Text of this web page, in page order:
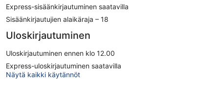
Express-sisäänkirjautuminen saatavilla
Sisäänkirjautujien alaikäraja – 18
Uloskirjautuminen
Uloskirjautuminen ennen klo 12.00
Express-uloskirjautuminen saatavilla
Näytä kaikki käytännöt